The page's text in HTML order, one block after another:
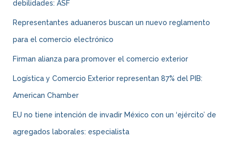
debilidades: ASF
Representantes aduaneros buscan un nuevo reglamento
para el comercio electrónico
Firman alianza para promover el comercio exterior
Logística y Comercio Exterior representan 87% del PIB:
American Chamber
EU no tiene intención de invadir México con un ‘ejército’ de
agregados laborales: especialista